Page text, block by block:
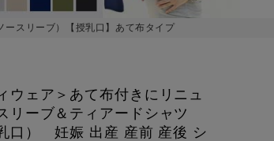
ースリーブ）【授乳口】あて布タイプ
ウェア＞あて布付きにリニュ
リーブ＆ティアードシャツ
口） 妊娠 出産 産前 産後 シ